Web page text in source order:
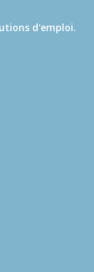
d'emploi.